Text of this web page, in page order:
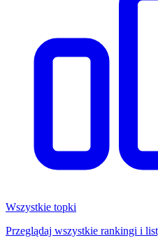
Wszystkie topki
Przeglądaj wszystkie rankingi i